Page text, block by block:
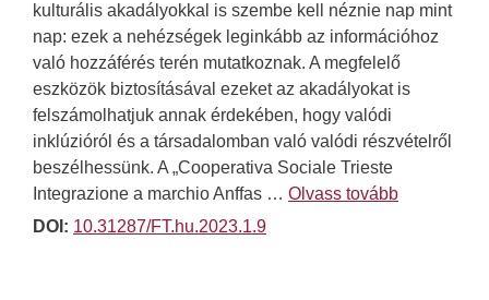
kulturális akadályokkal is szembe kell néznie nap mint
nap: ezek a nehézségek leginkább az információhoz
való hozzáférés terén mutatkoznak. A megfelelő
eszközök biztosításával ezeket az akadályokat is
felszámolhatjuk annak érdekében, hogy valódi
inklúzióról és a társadalomban való valódi részvételről
beszélhessünk. A „Cooperativa Sociale Trieste
Integrazione a marchio Anffas … Olvass tovább
DOI: 10.31287/FT.hu.2023.1.9